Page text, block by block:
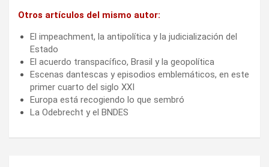
Otros artículos del mismo autor:
El impeachment, la antipolítica y la judicialización del
Estado
El acuerdo transpacífico, Brasil y la geopolítica
Escenas dantescas y episodios emblemáticos, en este
primer cuarto del siglo XXI
Europa está recogiendo lo que sembró
La Odebrecht y el BNDES